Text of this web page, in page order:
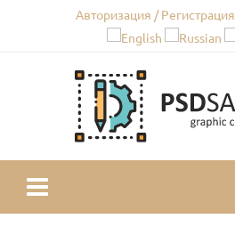
Авторизация / Регистрация